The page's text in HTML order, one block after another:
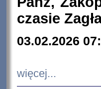
czasie
03.02.2026
więcej...